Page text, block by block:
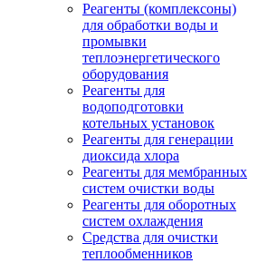
Реагенты (комплексоны)
для обработки воды и
промывки
теплоэнергетического
оборудования
Реагенты для
водоподготовки
котельных установок
Реагенты для генерации
диоксида хлора
Реагенты для мембранных
систем очистки воды
Реагенты для оборотных
систем охлаждения
Средства для очистки
теплообменников